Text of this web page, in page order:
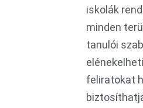
iskolák
minden
tanulói
feliratokat